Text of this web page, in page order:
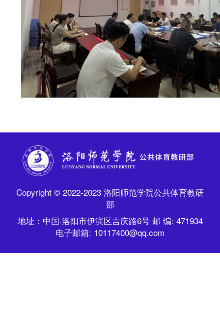
Copyright © 2022-2023 洛阳师范学院公共体育教研
部
地址：中国·洛阳市伊滨区吉庆路6号 邮 编: 471934
电子邮箱: 10117400@qq.com